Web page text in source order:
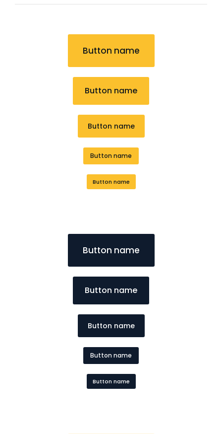
Button name
Button name
Button name
Button name
Button name
Button name
Button name
Button name
Button name
Button name